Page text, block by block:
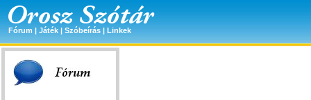
Fórum | Játék | Szóbeírás | Linkek